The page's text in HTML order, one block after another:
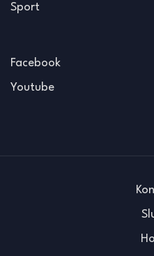
Sport
Facebook
Youtube